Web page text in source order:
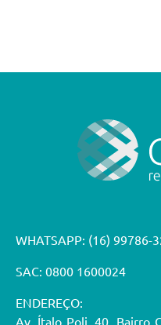
WHATSAPP: (16) 99786-
SAC: 0800 1600024
ENDEREÇO:
Av. Ítalo Poli, 40. Bairro